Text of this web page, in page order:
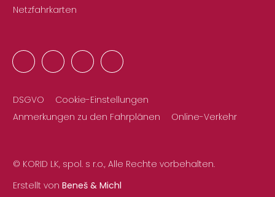
Netzfahrkarten
DSGVO
Cookie-Einstellungen
Anmerkungen zu den Fahrplänen
Online-Verkehr
© KORID LK, spol. s r.o., Alle Rechte vorbehalten.
Erstellt von Beneš & Michl